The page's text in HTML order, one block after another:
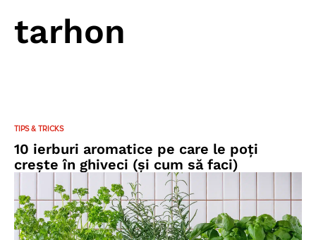
tarhon
TIPS & TRICKS
10 ierburi aromatice pe care le poți
crește în ghiveci (și cum să faci)